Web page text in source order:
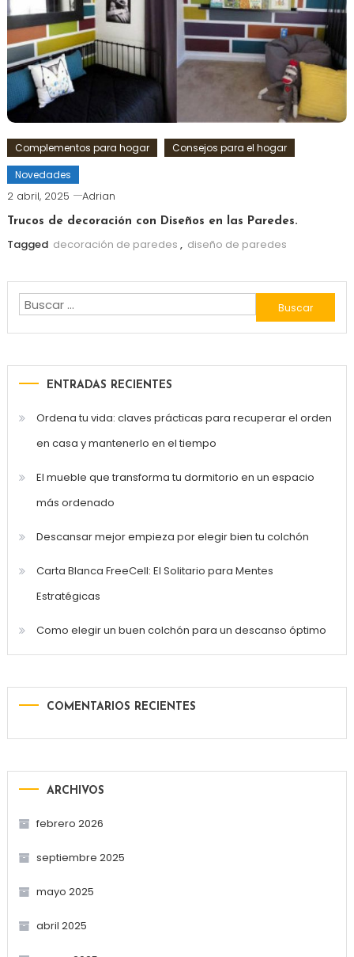
Complementos para hogar
Consejos para el hogar
Novedades
2 abril, 2025 Adrian
Trucos de decoración con Diseños en las Paredes.
Tagged decoración de paredes , diseño de paredes
Buscar:
ENTRADAS RECIENTES
Ordena tu vida: claves prácticas para recuperar el orden
en casa y mantenerlo en el tiempo
El mueble que transforma tu dormitorio en un espacio
más ordenado
Descansar mejor empieza por elegir bien tu colchón
Carta Blanca FreeCell: El Solitario para Mentes
Estratégicas
Como elegir un buen colchón para un descanso óptimo
COMENTARIOS RECIENTES
ARCHIVOS
febrero 2026
septiembre 2025
mayo 2025
abril 2025